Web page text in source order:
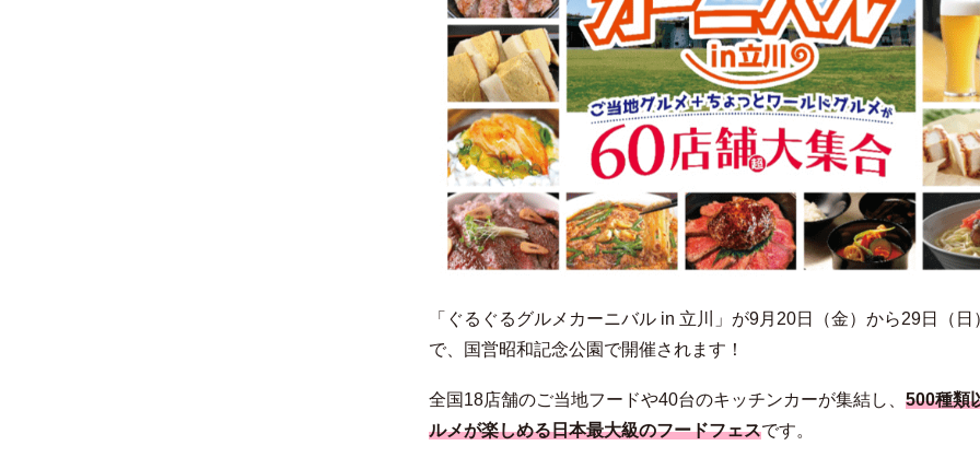
「ぐるぐるグルメカーニバル in 立川」が9月20日（金）から29日（日
で、国営昭和記念公園で開催されます！
全国18店舗のご当地フードや40台のキッチンカーが集結し、 500種類
ルメが楽しめる日本最大級のフードフェスです。